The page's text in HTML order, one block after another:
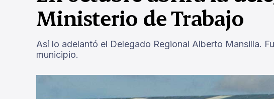
Ministerio de Trabajo
Así lo adelantó el Delegado Regional Alberto Mansilla.
municipio.